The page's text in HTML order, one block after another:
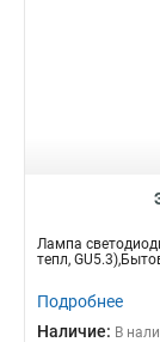
Лампа
тепл,
Подробнее
Наличие: В